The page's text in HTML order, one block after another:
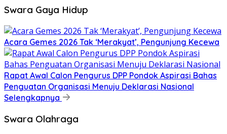
Swara Gaya Hidup
Acara Gemes 2026 Tak ‘Merakyat’, Pengunjung Kecewa
Rapat Awal Calon Pengurus DPP Pondok Aspirasi Bahas
Penguatan Organisasi Menuju Deklarasi Nasional
Selengkapnya
Swara Olahraga